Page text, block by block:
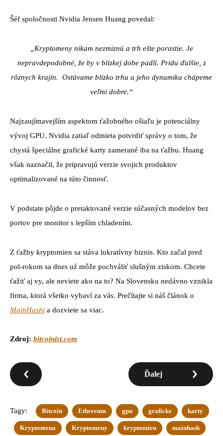
Šéf spoločnosti Nvidia Jensen Huang povedal:
„Kryptomeny nikam nezmiznú a trh ešte porastie. Je
nepravdepodobné, že by v blízkej dobe padli. Prídu ďalšie, z
rôznych krajín. Ostávame blízko trhu a jeho dynamiku chápeme
veľmi dobre.“
Najzaujímavejším aspektom ťažobného ošiaľu je potenciálny
vývoj GPU. Nvidia zatiaľ odmieta potvrdiť správy o tom, že
chystá špeciálne grafické karty zamerané iba na ťažbu. Huang
však naznačil, že pripravujú verzie svojich produktov
optimalizované na túto činnosť.
V podstate pôjde o pretaktované verzie súčasných modelov bez
portov pre monitor s lepším chladením.
Z ťažby kryptomien sa stáva lukratívny biznis. Kto začal pred
pol-rokom sa dnes uź môže pochváliť slušným ziskom. Chcete
ťažiť aj vy, ale neviete ako na to? Na Slovensku nedávno vznikla
firma, ktorá všetko vybaví za vás. Prečítajte si náš článok o
MainHashi a dozviete sa viac.
Zdroj: bitcoinist.com
Ďalej
Tagy: Bitcoin Ethereum gpu graficke karty
Kryptomena Kryptomeny kryptomien mainhash